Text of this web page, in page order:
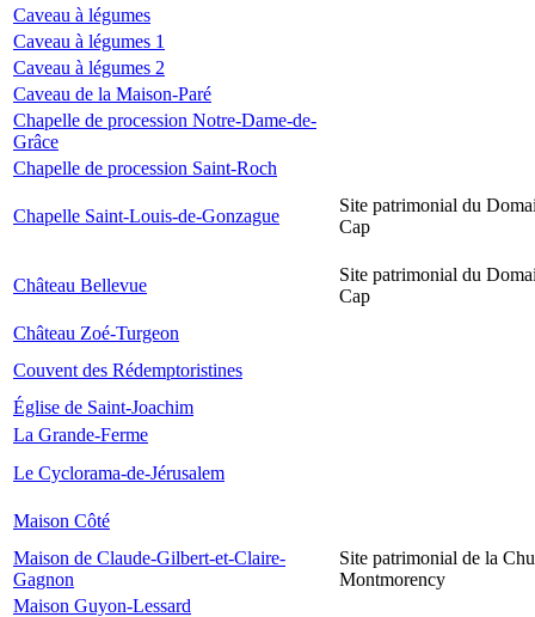
Caveau à légumes
Caveau à légumes 1
Caveau à légumes 2
Caveau de la Maison-Paré
Chapelle de procession Notre-Dame-de-
Grâce
Chapelle de procession Saint-Roch
Chapelle Saint-Louis-de-Gonzague
Site patrimonial du
Cap
Château Bellevue
Site patrimonial du
Cap
Château Zoé-Turgeon
Couvent des Rédemptoristines
Église de Saint-Joachim
La Grande-Ferme
Le Cyclorama-de-Jérusalem
Maison Côté
Maison de Claude-Gilbert-et-Claire-
Gagnon
Site patrimonial de la
Montmorency
Maison Guyon-Lessard